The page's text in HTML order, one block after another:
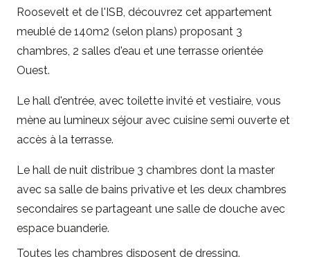
Roosevelt et de l'ISB, découvrez cet appartement
meublé de 140m2 (selon plans) proposant 3
chambres, 2 salles d'eau et une terrasse orientée
Ouest.
Le hall d'entrée, avec toilette invité et vestiaire, vous
mène au lumineux séjour avec cuisine semi ouverte et
accès à la terrasse.
Le hall de nuit distribue 3 chambres dont la master
avec sa salle de bains privative et les deux chambres
secondaires se partageant une salle de douche avec
espace buanderie.
Toutes les chambres disposent de dressing.